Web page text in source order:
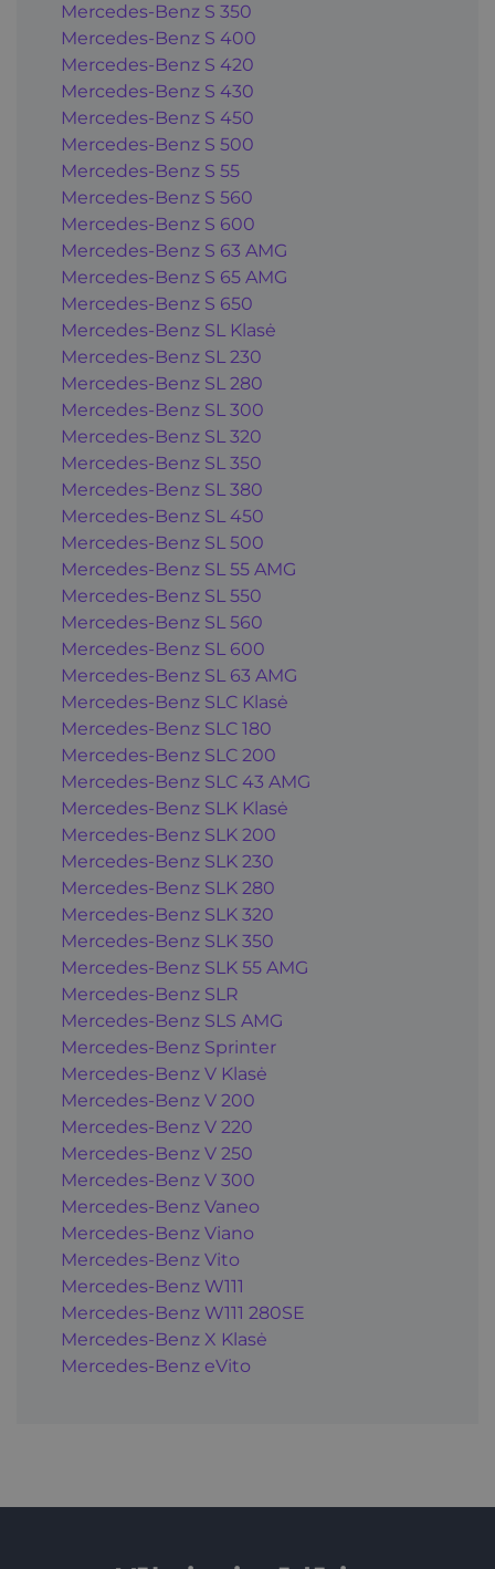
Mercedes-Benz S 350
Mercedes-Benz S 400
Mercedes-Benz S 420
Mercedes-Benz S 430
Mercedes-Benz S 450
Mercedes-Benz S 500
Mercedes-Benz S 55
Mercedes-Benz S 560
Mercedes-Benz S 600
Mercedes-Benz S 63 AMG
Mercedes-Benz S 65 AMG
Mercedes-Benz S 650
Mercedes-Benz SL Klasė
Mercedes-Benz SL 230
Mercedes-Benz SL 280
Mercedes-Benz SL 300
Mercedes-Benz SL 320
Mercedes-Benz SL 350
Mercedes-Benz SL 380
Mercedes-Benz SL 450
Mercedes-Benz SL 500
Mercedes-Benz SL 55 AMG
Mercedes-Benz SL 550
Mercedes-Benz SL 560
Mercedes-Benz SL 600
Mercedes-Benz SL 63 AMG
Mercedes-Benz SLC Klasė
Mercedes-Benz SLC 180
Mercedes-Benz SLC 200
Mercedes-Benz SLC 43 AMG
Mercedes-Benz SLK Klasė
Mercedes-Benz SLK 200
Mercedes-Benz SLK 230
Mercedes-Benz SLK 280
Mercedes-Benz SLK 320
Mercedes-Benz SLK 350
Mercedes-Benz SLK 55 AMG
Mercedes-Benz SLR
Mercedes-Benz SLS AMG
Mercedes-Benz Sprinter
Mercedes-Benz V Klasė
Mercedes-Benz V 200
Mercedes-Benz V 220
Mercedes-Benz V 250
Mercedes-Benz V 300
Mercedes-Benz Vaneo
Mercedes-Benz Viano
Mercedes-Benz Vito
Mercedes-Benz W111
Mercedes-Benz W111 280SE
Mercedes-Benz X Klasė
Mercedes-Benz eVito